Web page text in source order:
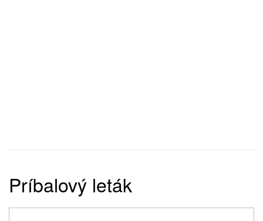
Príbalový leták